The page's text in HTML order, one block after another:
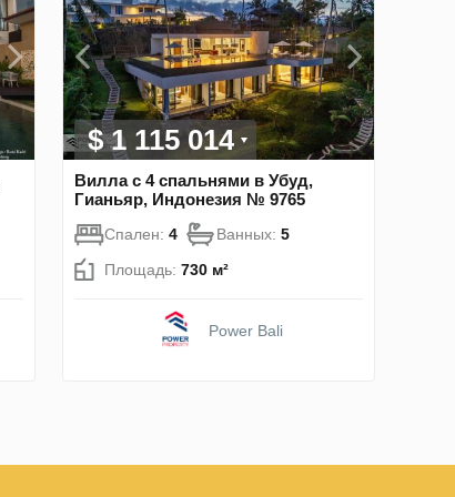
$ 1 115 014
Вилла с 4 спальнями в Убуд,
Гианьяр, Индонезия № 9765
Спален: 4 Ванных: 5
Площадь: 730 м²
Power Bali